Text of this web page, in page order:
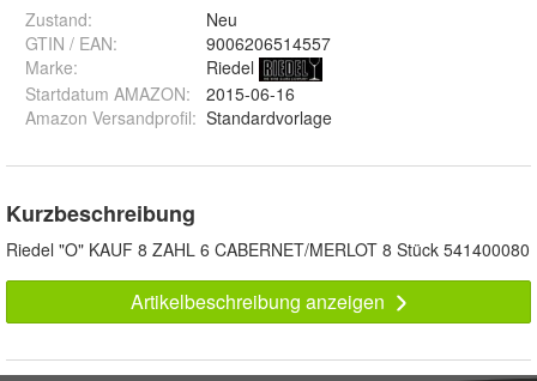
Zustand:
Neu
GTIN / EAN:
9006206514557
Marke:
Riedel
Startdatum AMAZON:
2015-06-16
Amazon Versandprofil: Standardvorlage
Kurzbeschreibung
Riedel "O" KAUF 8 ZAHL 6 CABERNET/MERLOT 8 Stück 541400080
Artikelbeschreibung anzeigen